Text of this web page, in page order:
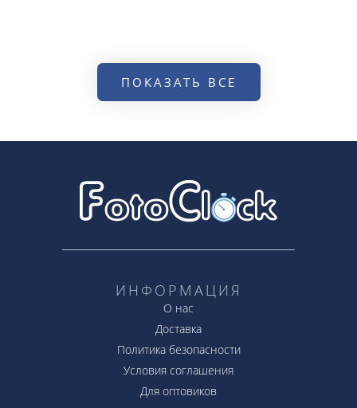
ПОКАЗАТЬ ВСЕ
ИНФОРМАЦИЯ
О нас
Доставка
Политика безопасности
Условия соглашения
Для оптовиков